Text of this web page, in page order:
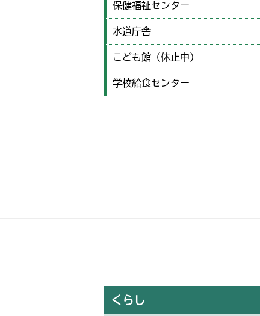
保健福祉センター
水道庁舎
こども館（休止中）
学校給食センター
くらし